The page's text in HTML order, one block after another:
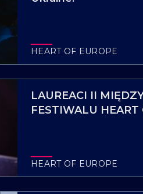
HEART OF EUROPE
LAUREACI II
FESTIWALU HEART
HEART OF EUROPE